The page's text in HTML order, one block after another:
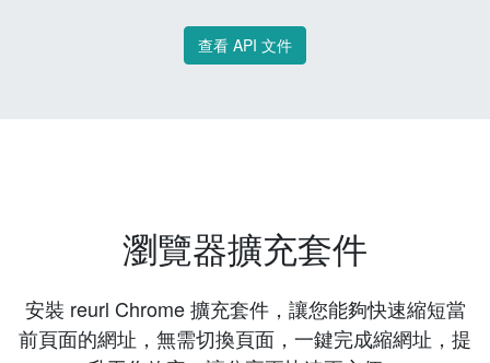
查看 API 文件
瀏覽器擴充套件
安裝 reurl Chrome 擴充套件，讓您能夠快速縮短當
前頁面的網址，無需切換頁面，一鍵完成縮網址，提